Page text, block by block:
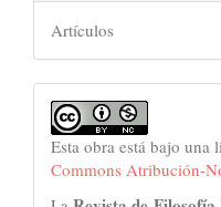
Artículos
Esta obra está bajo una
Commons Atribución-